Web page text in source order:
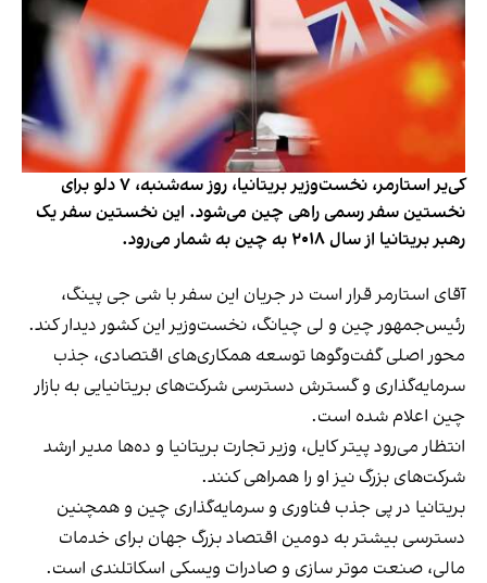
کی‌یر استارمر، نخست‌وزیر بریتانیا، روز سه‌شنبه، ۷ دلو برای
نخستین سفر رسمی راهی چین می‌شود. این نخستین سفر یک
رهبر بریتانیا از سال ۲۰۱۸ به چین به شمار می‌رود.
آقای استارمر قرار است در جریان این سفر با شی جی پینگ،
رئیس‌جمهور چین و لی چیانگ، نخست‌وزیر این کشور دیدار کند.
محور اصلی گفت‌وگوها توسعه همکاری‌های اقتصادی، جذب
سرمایه‌گذاری و گسترش دسترسی شرکت‌های بریتانیایی به بازار
چین اعلام شده است.
انتظار می‌رود پیتر کایل، وزیر تجارت بریتانیا و ده‌ها مدیر ارشد
شرکت‌های بزرگ نیز او را همراهی کنند.
بریتانیا در پی جذب فناوری و سرمایه‌گذاری چین و همچنین
دسترسی بیشتر به دومین اقتصاد بزرگ جهان برای خدمات
مالی، صنعت موتر سازی و صادرات ویسکی اسکاتلندی است.